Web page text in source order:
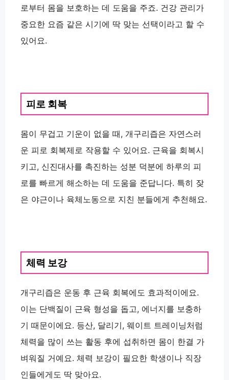
로부터 몸을 보호하는 데 도움을 주죠. 건강 관리가
중요한 요즘 같은 시기에 딱 맞는 선택이라고 할 수
있어요.
피로 회복
몸이 무겁고 기운이 없을 때, 개구리즙은 자연스러
운 피로 회복제로 작용할 수 있어요. 근육을 회복시
키고, 신진대사를 촉진하는 성분 덕분에 하루의 피
로를 빠르게 해소하는 데 도움을 준답니다. 특히 잦
은 야근이나 육체노동으로 지친 분들에게 추천해요.
체력 보강
개구리즙은 운동 후 근육 회복에도 효과적이에요.
이는 단백질이 근육 형성을 돕고, 에너지를 보충하
기 때문이에요. 등산, 달리기, 웨이트 트레이닝처럼
체력을 많이 쓰는 활동 후에 섭취하면 몸이 한결 가
벼워질 거예요. 체력 보강이 필요한 학생이나 직장
인들에게도 딱 맞아요.